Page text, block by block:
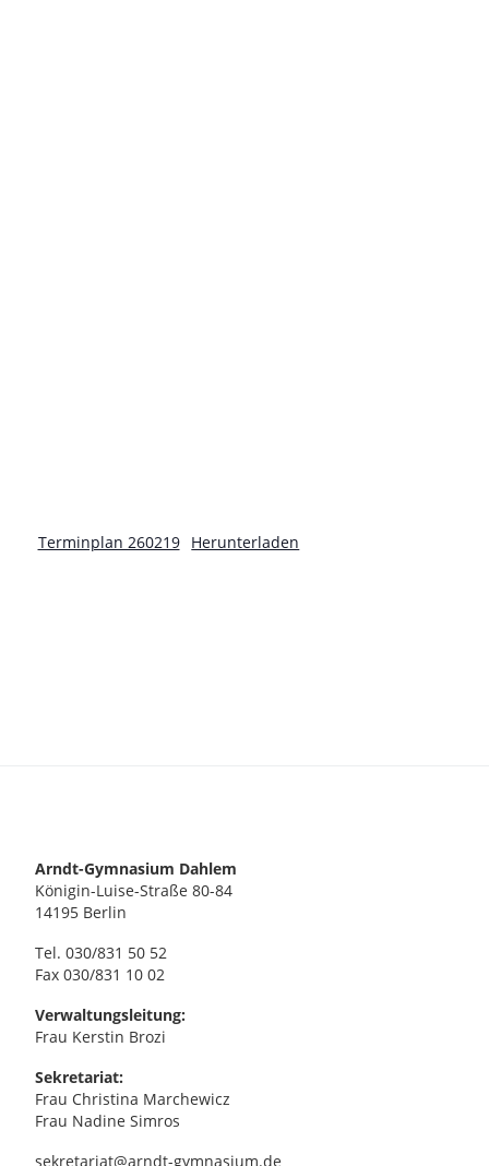
Terminplan 260219 Herunterladen
Arndt-Gymnasium Dahlem
Königin-Luise-Straße 80-84
14195 Berlin
Tel. 030/831 50 52
Fax 030/831 10 02
Verwaltungsleitung:
Frau Kerstin Brozi
Sekretariat:
Frau Christina Marchewicz
Frau Nadine Simros
sekretariat@arndt-gymnasium.de